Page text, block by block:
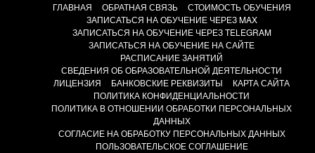
ГЛАВНАЯ ОБРАТНАЯ СВЯЗЬ
СТОИМОСТЬ ОБУЧЕНИЯ
ЗАПИСАТЬСЯ НА ОБУЧЕНИЕ ЧЕРЕЗ MAX
ЗАПИСАТЬСЯ НА ОБУЧЕНИЕ ЧЕРЕЗ TELEGRAM
ЗАПИСАТЬСЯ НА ОБУЧЕНИЕ НА САЙТЕ
РАСПИСАНИЕ ЗАНЯТИЙ
СВЕДЕНИЯ ОБ ОБРАЗОВАТЕЛЬНОЙ ДЕЯТЕЛЬНОСТИ
ЛИЦЕНЗИЯ
БАНКОВСКИЕ РЕКВИЗИТЫ
КАРТА САЙТА
ПОЛИТИКА КОНФИДЕНЦИАЛЬНОСТИ
ПОЛИТИКА В ОТНОШЕНИИ ОБРАБОТКИ ПЕРСОНАЛЬНЫХ
ДАННЫХ
СОГЛАСИЕ НА ОБРАБОТКУ ПЕРСОНАЛЬНЫХ ДАННЫХ
ПОЛЬЗОВАТЕЛЬСКОЕ СОГЛАШЕНИЕ